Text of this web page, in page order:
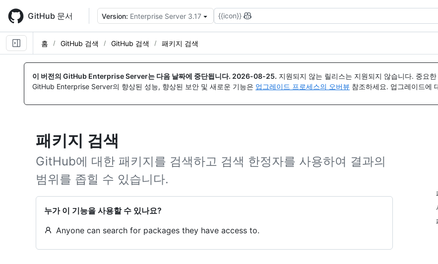
main
content
GitHub 문서 Version: Enterprise Server 3.17 {{icon}}
홈 GitHub 검색 GitHub 검색 패키지 검색
이 버전의 GitHub Enterprise Server는 다음 날짜에 중단됩니다. 2026-08-25. 지원되지 않는 릴리스는 지원되지 않습니다. 중요
GitHub Enterprise Server의 향상된 성능, 향상된 보안 및 새로운 기능은 업그레이드 프로세스의 오버뷰 참조하세요. 업그레이드에
패키지 검색
GitHub에 대한 패키지를 검색하고 검색 한정자를 사용하여 결과의
범위를 좁힐 수 있습니다.
누가 이 기능을 사용할 수 있나요?
Anyone can search for packages they have access to.